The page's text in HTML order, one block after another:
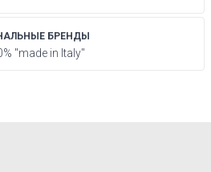
БРЕНДЫ
"made in Italy"